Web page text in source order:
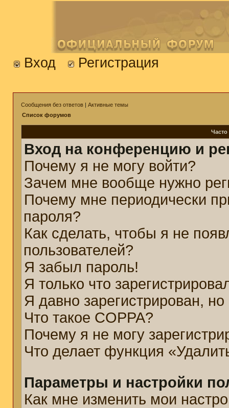
Вход Регистрация
Сообщения без ответов | Активные темы
Список форумов
Вход на конференцию и
Почему я не могу войти?
Зачем мне вообще нужно
Почему мне периодически
пароля?
Как сделать, чтобы я не
пользователей?
Я забыл пароль!
Я только что
Я давно зарегистрирован,
Что такое COPPA?
Почему я не могу
Что делает функция
Параметры и настройки
Как мне изменить мои